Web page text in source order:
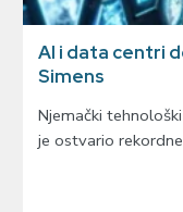
AI i data centri
Simens
Njemački
je ostvario